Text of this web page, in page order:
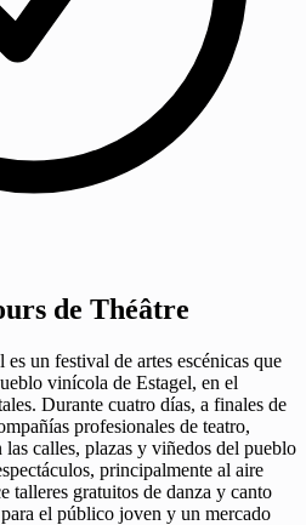
de Théâtre
un festival de artes escénicas que
vinícola de Estagel, en el
Durante cuatro días, a finales de
profesionales de teatro,
calles, plazas y viñedos del pueblo
principalmente al aire
talleres gratuitos de danza y canto
el público joven y un mercado